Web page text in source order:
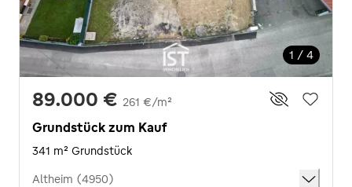
1 / 4
89.000 € 261 €/m²
Grundstück zum Kauf
341 m² Grundstück
Altheim (4950)